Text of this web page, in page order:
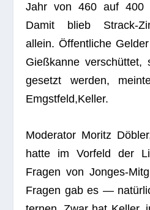
Jahr von 460 auf 400
Damit blieb Strack-
allein. Öffent­li­che
Gieß­kanne
ge­setzt wer­den,
Emgstfeld,Keller.
Mode­ra­tor Moritz
hatte im Vor­feld der
Fra­gen von Jon­ges-
Fra­gen gab es —